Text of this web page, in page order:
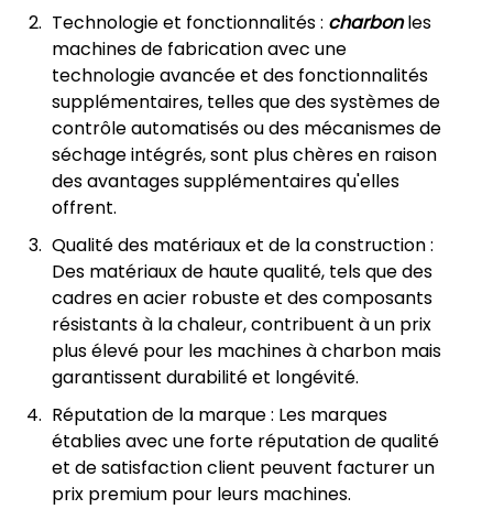
Technologie et fonctionnalités : charbonles
machines de fabrication avec une
technologie avancée et des fonctionnalités
supplémentaires, telles que des systèmes de
contrôle automatisés ou des mécanismes de
séchage intégrés, sont plus chères en raison
des avantages supplémentaires qu'elles
offrent.
Qualité des matériaux et de la construction :
Des matériaux de haute qualité, tels que des
cadres en acier robuste et des composants
résistants à la chaleur, contribuent à un prix
plus élevé pour les machines à charbon mais
garantissent durabilité et longévité.
Réputation de la marque : Les marques
établies avec une forte réputation de qualité
et de satisfaction client peuvent facturer un
prix premium pour leurs machines.